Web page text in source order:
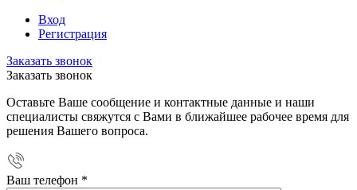
Вход
Регистрация
Заказать звонок
Заказать звонок
Оставьте Ваше сообщение и контактные данные и наши
специалисты свяжутся с Вами в ближайшее рабочее время для
решения Вашего вопроса.
Ваш телефон *